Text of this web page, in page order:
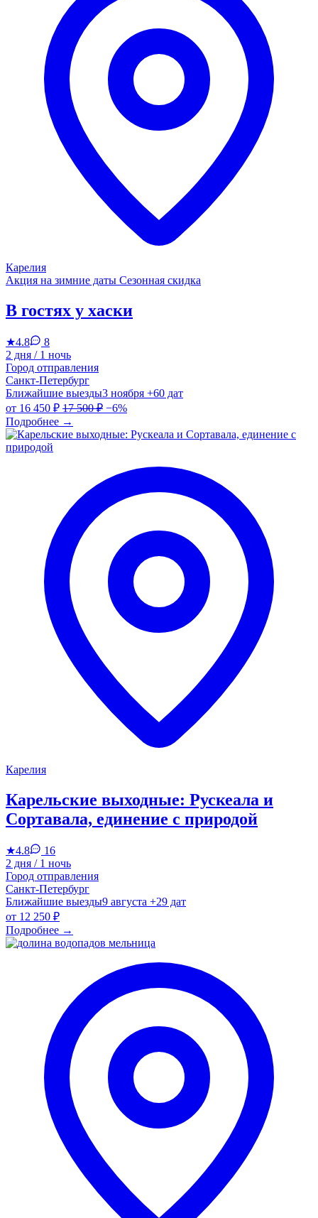
Карелия
Акция на зимние даты Сезонная скидка
В гостях у хаски
★4.8
8
2 дня / 1 ночь
Город отправления
Санкт-Петербург
Ближайшие выезды3 ноября +60 дат
от 16 450 ₽ 17 500 ₽ −6%
Подробнее →
Карелия
Карельские выходные: Рускеала и
Сортавала, единение с природой
★4.8
16
2 дня / 1 ночь
Город отправления
Санкт-Петербург
Ближайшие выезды9 августа +29 дат
от 12 250 ₽
Подробнее →